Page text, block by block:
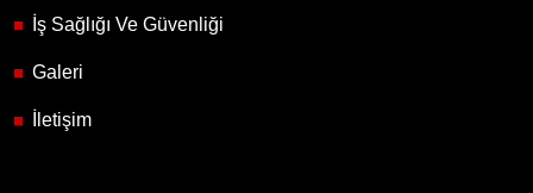
İş Sağlığı Ve Güvenliği
Galeri
İletişim